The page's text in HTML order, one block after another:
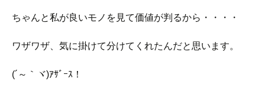
ちゃんと私が良いモノを見て価値が判るから・・・・
ワザワザ、気に掛けて分けてくれたんだと思います。
(´～｀ヾ)ｱｻﾞｰｽ！